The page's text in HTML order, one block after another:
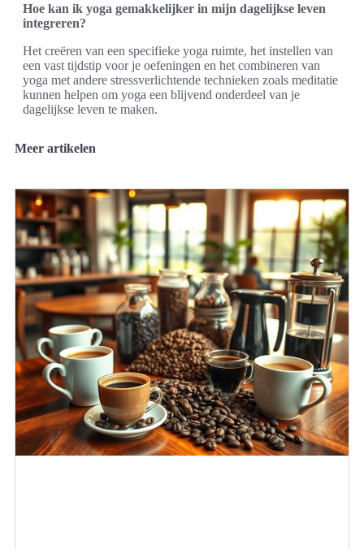
Hoe kan ik yoga gemakkelijker in mijn dagelijkse leven
integreren?
Het creëren van een specifieke yoga ruimte, het instellen van
een vast tijdstip voor je oefeningen en het combineren van
yoga met andere stressverlichtende technieken zoals meditatie
kunnen helpen om yoga een blijvend onderdeel van je
dagelijkse leven te maken.
Meer artikelen